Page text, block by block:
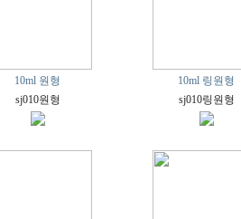
10ml 원형
sj010원형
10ml 링원형
sj010링원형